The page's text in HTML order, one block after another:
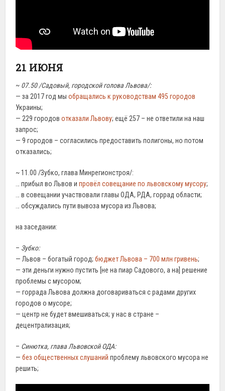
21 ИЮНЯ
~ 07.50 /Садовый, городской голова Львова/:
— за 2017 год мыобращались к руководствам 495 городов
Украины;
— 229 городовотказали Львову; ещё 257 – не ответили на наш
запрос;
— 9 городов – согласились предоставить полигоны, но потом
отказались;
~ 11.00 /Зубко, глава Минрегионстроя/:
… прибыл во Львов ипровёл совещание по львовскому мусору;
… в совещании участвовали главы ОДА, РДА, горрад области;
… обсуждались пути вывоза мусора из Львова;
на заседании:
– Зубко:
— Львов – богатый город;бюджет Львова – 700 млн гривень;
— эти деньги нужно пустить [не на пиар Садового, а на] решение
проблемы с мусором;
— горрада Львова должна договариваться с радами других
городов о мусоре;
— центр не будет вмешиваться; у нас в стране –
децентрализация;
– Синютка, глава Львовской ОДА:
—без общественных слушаний проблему львовского мусора не
решить;